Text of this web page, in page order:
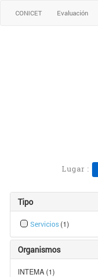
CONICET Evaluación
Lugar :
Tipo
Servicios (1)
Organismos
INTEMA (1)